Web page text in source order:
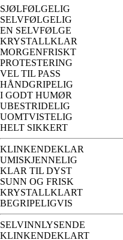
SJØLFØLGELIG
SELVFØLGELIG
EN SELVFØLGE
KRYSTALLKLAR
MORGENFRISKT
PROTESTERING
VEL TIL PASS
HÅNDGRIPELIG
I GODT HUMØR
UBESTRIDELIG
UOMTVISTELIG
HELT SIKKERT
KLINKENDEKLAR
UMISKJENNELIG
KLAR TIL DYST
SUNN OG FRISK
KRYSTALLKLART
BEGRIPELIGVIS
SELVINNLYSENDE
KLINKENDEKLART